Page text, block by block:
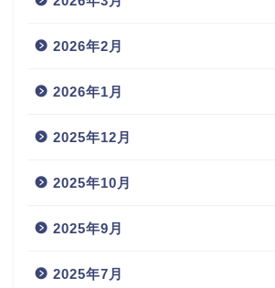
2026年2月
2026年1月
2025年12月
2025年10月
2025年9月
2025年7月